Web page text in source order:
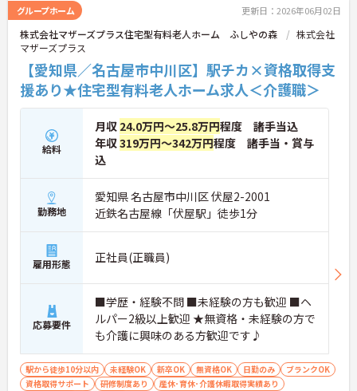
グループホーム 更新日：2026年06月02日
株式会社マザーズプラス住宅型有料老人ホーム ふしやの森
株式会社
マザーズプラス
【愛知県／名古屋市中川区】駅チカ×資格取得支
援あり★住宅型有料老人ホーム求人＜介護職＞
給料
月収 24.0万円～25.8万円程度 諸手当込
年収319万円～342万円程度 諸手当・賞与
込
勤務地
愛知県 名古屋市中川区 伏屋2-2001
近鉄名古屋線「伏屋駅」徒歩1分
雇用形態 正社員(正職員)
応募要件
■学歴・経験不問 ■未経験の方も歓迎 ■ヘ
ルパー2級以上歓迎 ★無資格・未経験の方で
も介護に興味のある方歓迎です♪
駅から徒歩10分以内 未経験OK 新卒OK 無資格OK 日勤のみ
ブランクOK
資格取得サポート
研修制度あり
産休･育休･介護休暇取得実績あり